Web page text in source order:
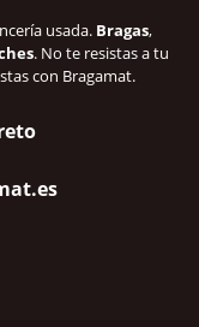
usada. Bragas,
. No te resistas a tu
con Bragamat.